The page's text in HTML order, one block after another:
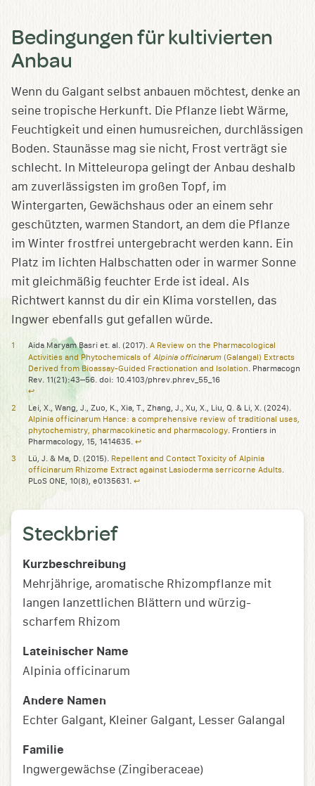
Bedingungen für kultivierten
Anbau
Wenn du Galgant selbst anbauen möchtest, denke an
seine tropische Herkunft. Die Pflanze liebt Wärme,
Feuchtigkeit und einen humusreichen, durchlässigen
Boden. Staunässe mag sie nicht, Frost verträgt sie
schlecht. In Mitteleuropa gelingt der Anbau deshalb
am zuverlässigsten im großen Topf, im
Wintergarten, Gewächshaus oder an einem sehr
geschützten, warmen Standort, an dem die Pflanze
im Winter frostfrei untergebracht werden kann. Ein
Platz im lichten Halbschatten oder in warmer Sonne
mit gleichmäßig feuchter Erde ist ideal. Als
Richtwert kannst du dir ein Klima vorstellen, das
Ingwer ebenfalls gut gefallen würde.
Aida Maryam Basri et. al. (2017). A Review on the Pharmacological
Activities and Phytochemicals of Alpinia officinarum (Galangal) Extracts
Derived from Bioassay-Guided Fractionation and Isolation. Pharmacogn
Rev. 11(21):43–56. doi: 10.4103/phrev.phrev_55_16
↩︎
Lei, X., Wang, J., Zuo, K., Xia, T., Zhang, J., Xu, X., Liu, Q. & Li, X. (2024).
Alpinia officinarum Hance: a comprehensive review of traditional uses,
phytochemistry, pharmacokinetic and pharmacology. Frontiers in
Pharmacology, 15, 1414635. ↩︎
Lü, J. & Ma, D. (2015). Repellent and Contact Toxicity of Alpinia
officinarum Rhizome Extract against Lasioderma serricorne Adults.
PLoS ONE, 10(8), e0135631. ↩︎
Steckbrief
Kurzbeschreibung
Mehrjährige, aromatische Rhizompflanze mit
langen lanzettlichen Blättern und würzig-
scharfem Rhizom
Lateinischer Name
Alpinia officinarum
Andere Namen
Echter Galgant, Kleiner Galgant, Lesser Galangal
Familie
Ingwergewächse (Zingiberaceae)